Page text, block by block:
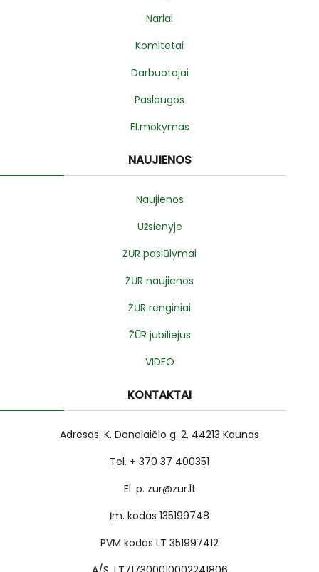
Nariai
Komitetai
Darbuotojai
Paslaugos
El.mokymas
NAUJIENOS
Naujienos
Užsienyje
ŽŪR pasiūlymai
ŽŪR naujienos
ŽŪR renginiai
ŽŪR jubiliejus
VIDEO
KONTAKTAI
Adresas: K. Donelaičio g. 2, 44213 Kaunas
Tel. + 370 37 400351
El. p. zur@zur.lt
Įm. kodas 135199748
PVM kodas LT 351997412